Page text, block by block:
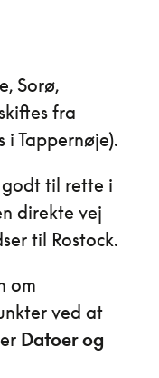
Sorø,
fra
i Tappernøje).
til rette i
direkte vej
til Rostock.
om
ved at
Datoer og